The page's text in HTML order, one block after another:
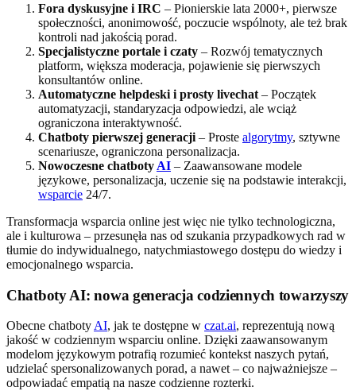
Fora dyskusyjne i IRC – Pionierskie lata 2000+, pierwsze
społeczności, anonimowość, poczucie wspólnoty, ale też brak
kontroli nad jakością porad.
Specjalistyczne portale i czaty – Rozwój tematycznych
platform, większa moderacja, pojawienie się pierwszych
konsultantów online.
Automatyczne helpdeski i prosty livechat – Początek
automatyzacji, standaryzacja odpowiedzi, ale wciąż
ograniczona interaktywność.
Chatboty pierwszej generacji – Proste algorytmy, sztywne
scenariusze, ograniczona personalizacja.
Nowoczesne chatboty AI – Zaawansowane modele
językowe, personalizacja, uczenie się na podstawie interakcji,
wsparcie 24/7.
Transformacja wsparcia online jest więc nie tylko technologiczna,
ale i kulturowa – przesunęła nas od szukania przypadkowych rad w
tłumie do indywidualnego, natychmiastowego dostępu do wiedzy i
emocjonalnego wsparcia.
Chatboty AI: nowa generacja codziennych towarzyszy
Obecne chatboty AI, jak te dostępne w czat.ai, reprezentują nową
jakość w codziennym wsparciu online. Dzięki zaawansowanym
modelom językowym potrafią rozumieć kontekst naszych pytań,
udzielać spersonalizowanych porad, a nawet – co najważniejsze –
odpowiadać empatią na nasze codzienne rozterki.